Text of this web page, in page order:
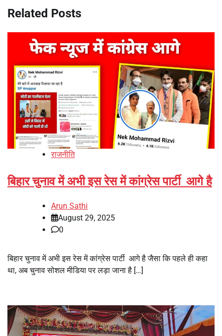
Related Posts
राजनीति
बिहार चुनाव में अभी इस रेस में कांग्रेस पार्टी आगे है
Arun Sathi
August 29, 2025
0
बिहार चुनाव में अभी इस रेस में कांग्रेस पार्टी आगे है जैसा कि पहले ही कहा
था, अब चुनाव सोशल मीडिया पर लड़ा जाना है […]